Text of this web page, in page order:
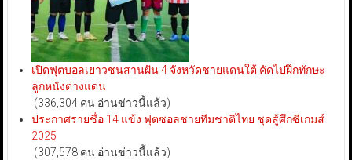
เปิดฟุตบอลเยาวชนสานฝัน 4 จังหวัดชายแดนใต้ คัดไปฝึกทักษะ
ลูกหนังต่างแดน
(336,304 คน อ่านข่าวนี้แล้ว)
ประกาศรายชื่อ 14 แข้ง ฟุตซอลชายทีมชาติไทย ชุดสู้ศึกซีเกมส์
2025
(307,578 คน อ่านข่าวนี้แล้ว)